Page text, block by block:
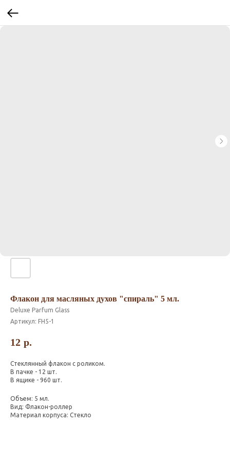
Флакон для масляных духов "спираль" 5 мл.
Deluxe Parfum Glass
Артикул: FH5-1
12 р.
Стеклянный флакон с роликом.
В пачке - 12 шт.
В ящике - 960 шт.
Объем: 5 мл.
Вид: Флакон-роллер
Материал корпуса: Стекло